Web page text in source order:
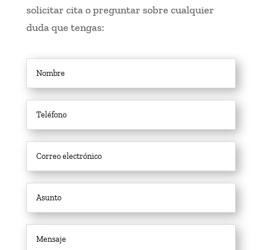
solicitar cita o preguntar sobre cualquier
duda que tengas: